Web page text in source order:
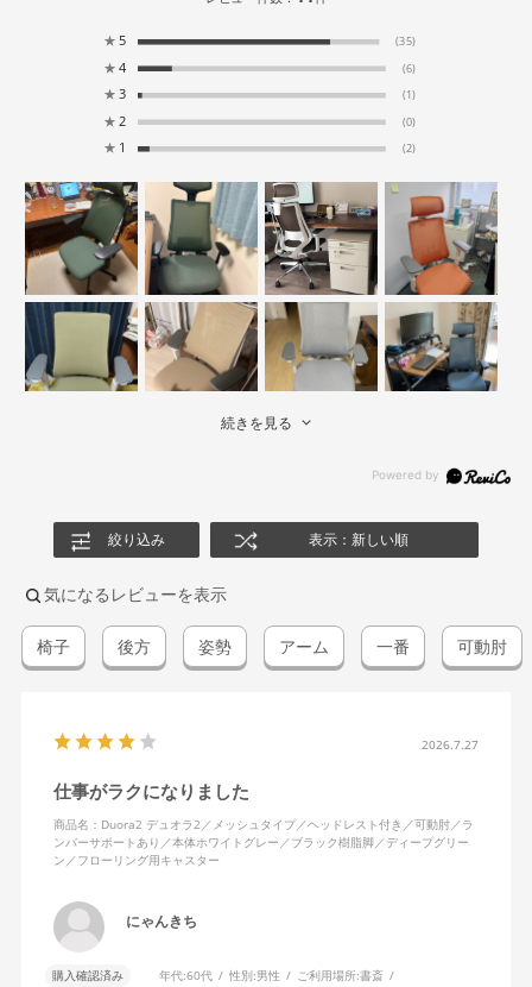
★ 5 (35)
★ 4 (6)
★ 3 (1)
★ 2 (0)
★ 1 (2)
続きを見る
絞り込み 表示：新しい順
気になるレビューを表示
椅子 後方 姿勢 アーム 一番 可動肘
2026.7.27
仕事がラクになりました
商品名：Duora2 デュオラ2／メッシュタイプ／ヘッドレスト付き／可動肘／ラ
ンバーサポートあり／本体ホワイトグレー／ブラック樹脂脚／ディープグリー
ン／フローリング用キャスター
にゃんきち
購入確認済み 年代:60代 性別:男性 ご利用場所:書斎